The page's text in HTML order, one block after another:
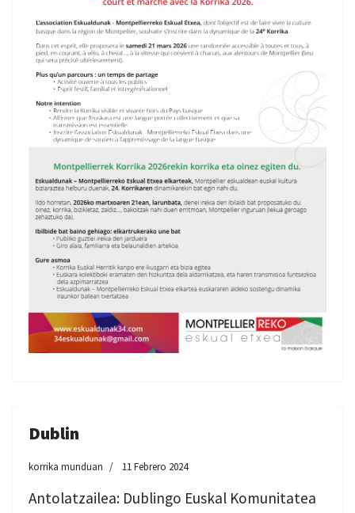
Dublin
korrika munduan 11 Febrero 2024
Antolatzailea: Dublingo Euskal Komunitatea